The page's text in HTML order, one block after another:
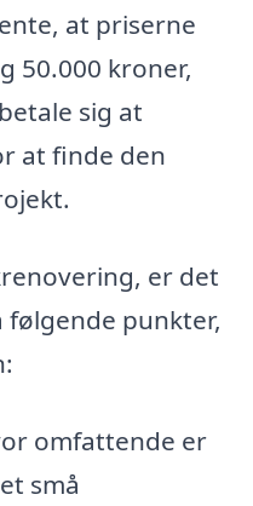
at priserne
50.000 kroner,
sig at
at finde den
er det
punkter,
omfattende er
små